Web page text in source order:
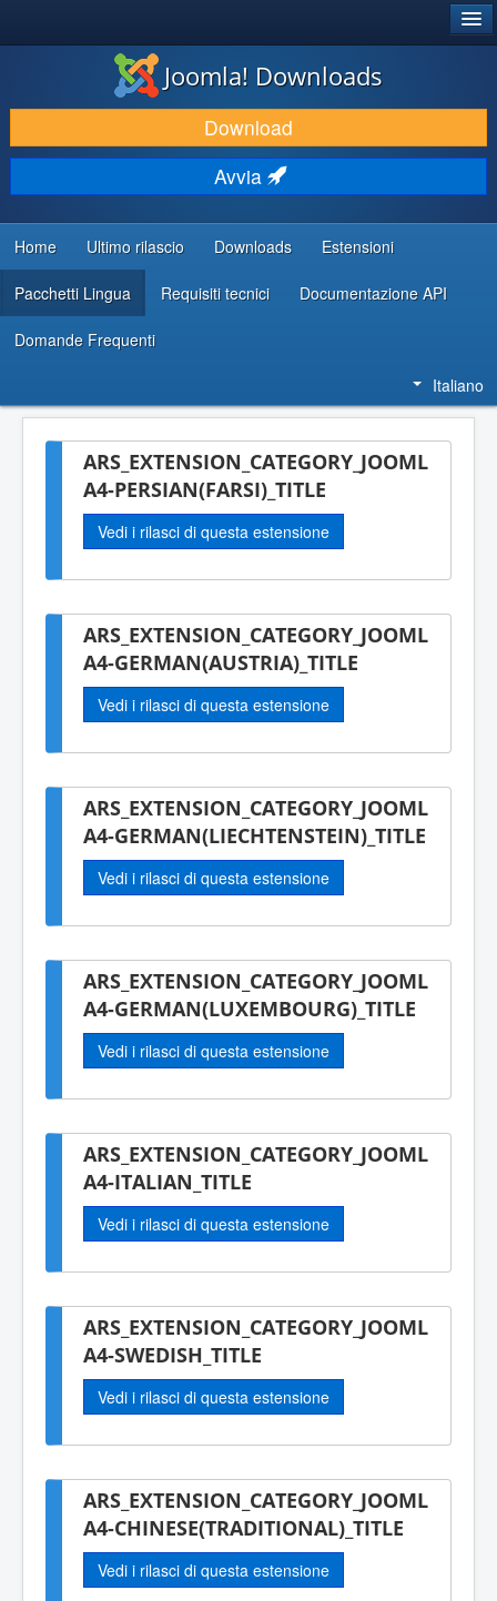
SCARICA & ESTENDI
SCOPRI & IMPARA
COMUNITÀ & SUPPORTO
RISORSE PER SVILUPPATORI
Joomla! Downloads
Download
Avvia
Home Ultimo rilascio Downloads Estensioni
Pacchetti Lingua Requisiti tecnici Documentazione API
Domande Frequenti
Italiano
ARS_EXTENSION_CATEGORY_JOOML
A4-PERSIAN(FARSI)_TITLE
Vedi i rilasci di questa estensione
ARS_EXTENSION_CATEGORY_JOOML
A4-GERMAN(AUSTRIA)_TITLE
Vedi i rilasci di questa estensione
ARS_EXTENSION_CATEGORY_JOOML
A4-GERMAN(LIECHTENSTEIN)_TITLE
Vedi i rilasci di questa estensione
ARS_EXTENSION_CATEGORY_JOOML
A4-GERMAN(LUXEMBOURG)_TITLE
Vedi i rilasci di questa estensione
ARS_EXTENSION_CATEGORY_JOOML
A4-ITALIAN_TITLE
Vedi i rilasci di questa estensione
ARS_EXTENSION_CATEGORY_JOOML
A4-SWEDISH_TITLE
Vedi i rilasci di questa estensione
ARS_EXTENSION_CATEGORY_JOOML
A4-CHINESE(TRADITIONAL)_TITLE
Vedi i rilasci di questa estensione